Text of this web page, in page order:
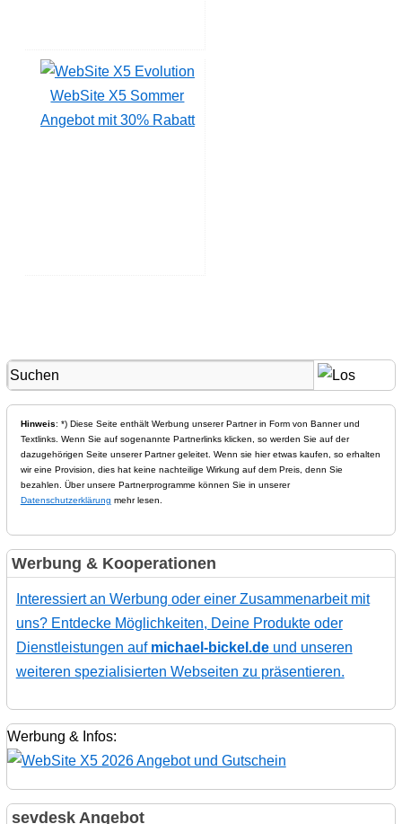
WebSite X5 Sommer
Angebot mit 30% Rabatt
Hinweis: *) Diese Seite enthält Werbung unserer Partner in Form von Banner und
Textlinks. Wenn Sie auf sogenannte Partnerlinks klicken, so werden Sie auf der
dazugehörigen Seite unserer Partner geleitet. Wenn sie hier etwas kaufen, so erhalten
wir eine Provision, dies hat keine nachteilige Wirkung auf dem Preis, denn Sie
bezahlen. Über unsere Partnerprogramme können Sie in unserer
Datenschutzerklärung mehr lesen.
Werbung & Kooperationen
Interessiert an Werbung oder einer Zusammenarbeit mit
uns? Entdecke Möglichkeiten, Deine Produkte oder
Dienstleistungen auf michael-bickel.deund unseren
weiteren spezialisierten Webseiten zu präsentieren.
Werbung & Infos:
sevdesk Angebot